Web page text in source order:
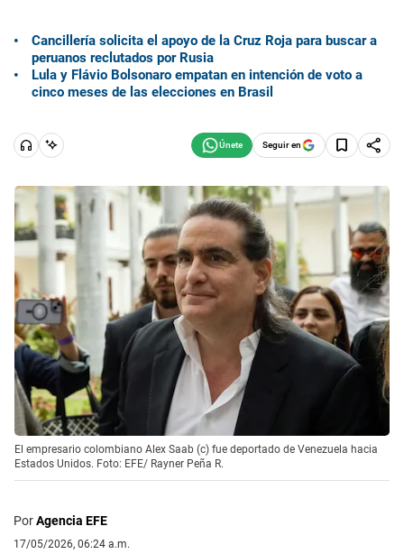
Cancillería solicita el apoyo de la Cruz Roja para buscar a
peruanos reclutados por Rusia
Lula y Flávio Bolsonaro empatan en intención de voto a
cinco meses de las elecciones en Brasil
Seguir en
El empresario colombiano Alex Saab (c) fue deportado de Venezuela hacia
Estados Unidos. Foto: EFE/ Rayner Peña R.
PorAgencia EFE
17/05/2026, 06:24 a.m.